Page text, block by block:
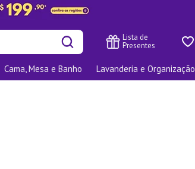
Lista de
Presentes
Cama, Mesa e Banho Lavanderia e Organização